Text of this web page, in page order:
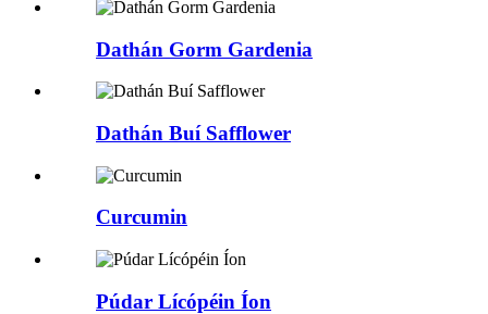
Dathán Gorm Gardenia
Dathán Buí Safflower
Curcumin
Púdar Lícópéin Íon